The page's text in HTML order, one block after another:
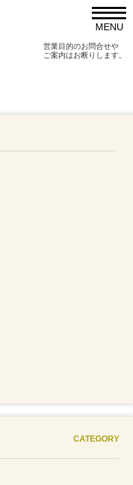
MENU
営業目的のお問合せや
ご案内はお断りします。
CATEGORY